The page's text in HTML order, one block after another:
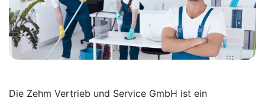
Die Zehm Vertrieb und Service GmbH ist ein